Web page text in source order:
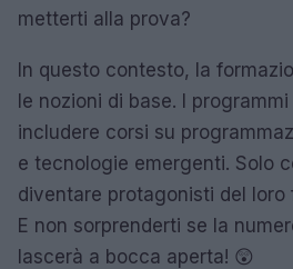
metterti alla prova?
In questo contesto, la
le nozioni di base. I
includere corsi su
e tecnologie emergenti. Solo
diventare protagonisti del loro
E non sorprenderti se la
lascerà a bocca aperta! 😲